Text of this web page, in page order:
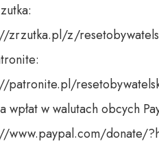
zrzutka.pl/z/
patronite.pl/
wpłat w walutach obcych
www.paypal.com/donate/